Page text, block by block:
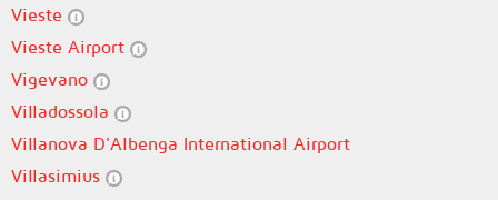
Vieste
Vieste Airport
Vigevano
Villadossola
Villanova D'Albenga International Airport
Villasimius